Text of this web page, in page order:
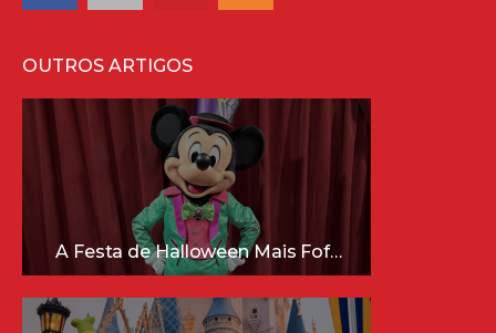
OUTROS ARTIGOS
A Festa de Halloween Mais Fofa da Disney Está Chegando!